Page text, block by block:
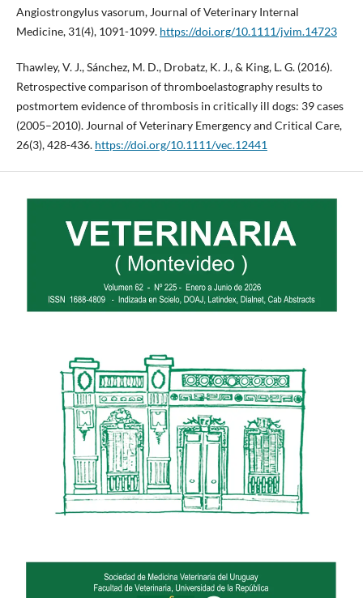
Angiostrongylus vasorum, Journal of Veterinary Internal
Medicine, 31(4), 1091-1099. https://doi.org/10.1111/jvim.14723
Thawley, V. J., Sánchez, M. D., Drobatz, K. J., & King, L. G. (2016).
Retrospective comparison of thromboelastography results to
postmortem evidence of thrombosis in critically ill dogs: 39 cases
(2005–2010). Journal of Veterinary Emergency and Critical Care,
26(3), 428-436. https://doi.org/10.1111/vec.12441